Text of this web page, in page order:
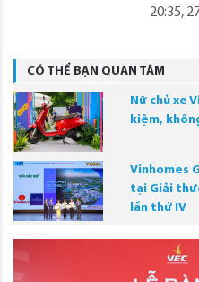
20:35,
CÓ THỂ BẠN QUAN TÂM
Nữ chủ xe
kiệm,
Vinhomes
tại Giải
lần thứ IV